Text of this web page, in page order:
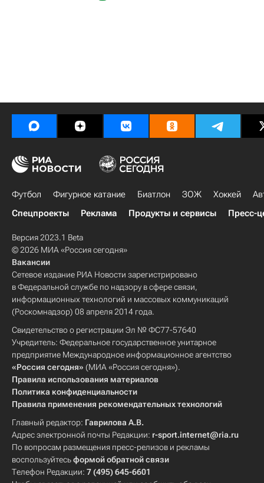
Футбол Фигурное катание Биатлон ЗОЖ Хоккей
Спецпроекты
Реклама Продукты и сервисы Пресс-
Версия 2023.1 Beta
© 2026 МИА «Россия сегодня»
Вакансии
Сетевое издание РИА Новости зарегистрировано
в Федеральной службе по надзору в сфере связи,
информационных технологий и массовых коммуникаций
(Роскомнадзор) 08 апреля 2014 года.
Свидетельство о регистрации Эл № ФС77-57640
Учредитель: Федеральное государственное унитарное
предприятие Международное информационное агентство
«Россия сегодня» (МИА «Россия сегодня»).
Правила использования материалов
Политика конфиденциальности
Правила применения рекомендательных технологий
Главный редактор: Гаврилова А.В.
Адрес электронной почты Редакции: r-sport.internet@ria.ru
По вопросам размещения пресс-релизов и рекламы
воспользуйтесьформой обратной связи
Телефон Редакции: 7 (495) 645-6601